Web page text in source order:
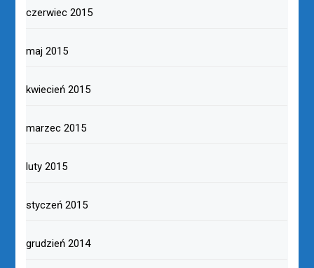
czerwiec 2015
maj 2015
kwiecień 2015
marzec 2015
luty 2015
styczeń 2015
grudzień 2014